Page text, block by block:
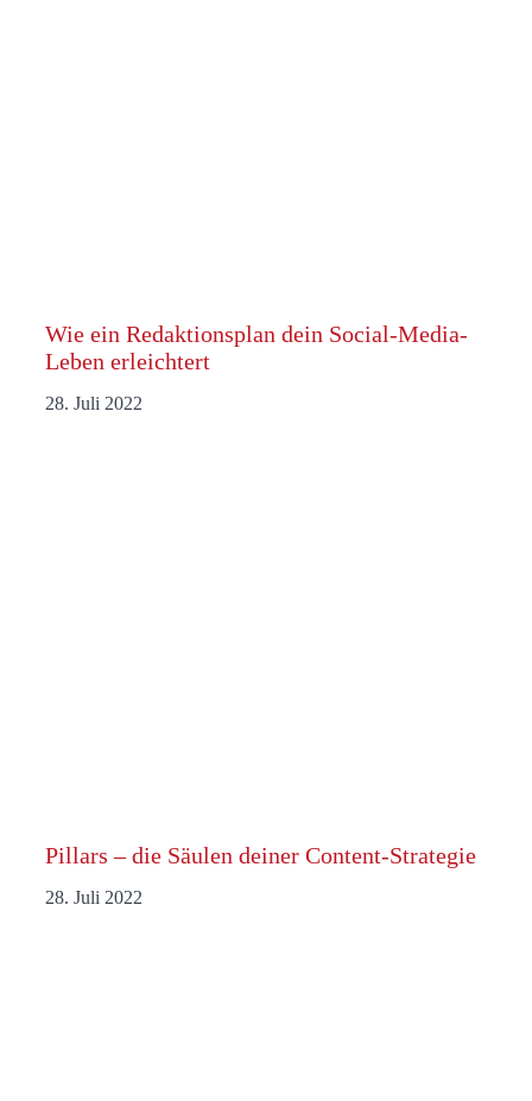
Wie ein Redaktionsplan dein Social-Media-
Leben erleichtert
28. Juli 2022
Pillars – die Säulen deiner Content-Strategie
28. Juli 2022